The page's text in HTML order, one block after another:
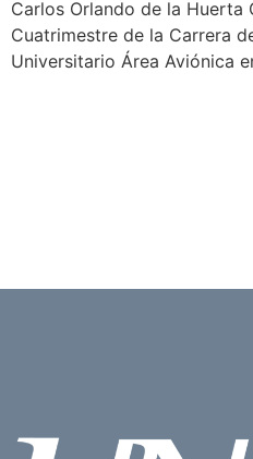
Carlos Orlando de la Huerta
Cuatrimestre de la Carrera
Universitario Área Aviónica